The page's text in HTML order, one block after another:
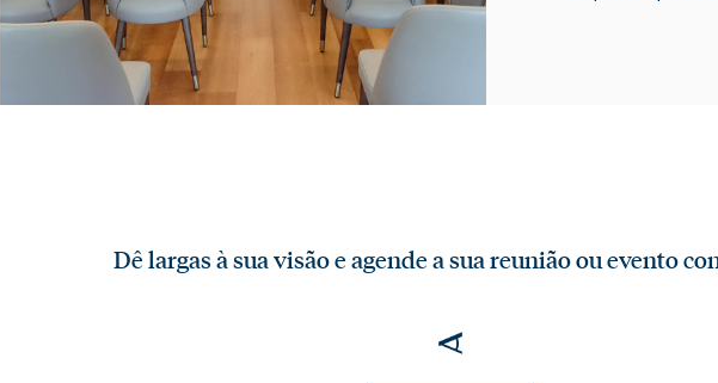
Dê largas à sua visão e agende a sua reunião ou evento